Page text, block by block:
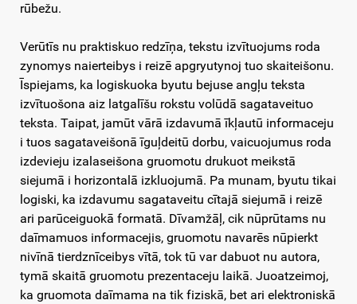
rūbežu.
Verūtīs nu praktiskuo redzīņa, tekstu izvītuojums roda
zynomys naierteibys i reizē apgryutynoj tuo skaiteišonu.
Īspiejams, ka logiskuoka byutu bejuse angļu teksta
izvītuošona aiz latgalīšu rokstu volūdā sagataveituo
teksta. Taipat, jamūt vārā izdavumā īkļautū informaceju
i tuos sagataveišonā īguļdeitū dorbu, vaicuojumus roda
izdevieju izalaseišona gruomotu drukuot meikstā
siejumā i horizontalā izkluojumā. Pa munam, byutu tikai
logiski, ka izdavumu sagataveitu cītajā siejumā i reizē
ari parūceiguokā formatā. Dīvamžāļ, cik nūprūtams nu
daīmamuos informacejis, gruomotu navarēs nūpierkt
nivīnā tierdznīceibys vītā, tok tū var dabuot nu autora,
tymā skaitā gruomotu prezentaceju laikā. Juoatzeimoj,
ka gruomota daīmama na tik fiziskā, bet ari elektroniskā